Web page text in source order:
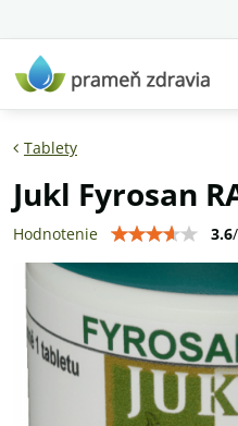
Tablety
Jukl Fyrosan
Hodnotenie 3.6/